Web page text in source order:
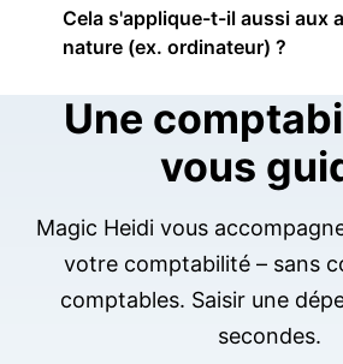
Cela s'applique-t-il aussi aux
nature (ex. ordinateur) ?
Une
vous
Magic Heidi vous
votre comptabilité – sans
comptables. Saisir une
secondes.